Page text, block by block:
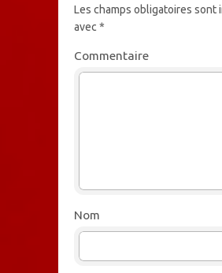
Les champs obligatoires sont
avec *
Commentaire
Nom